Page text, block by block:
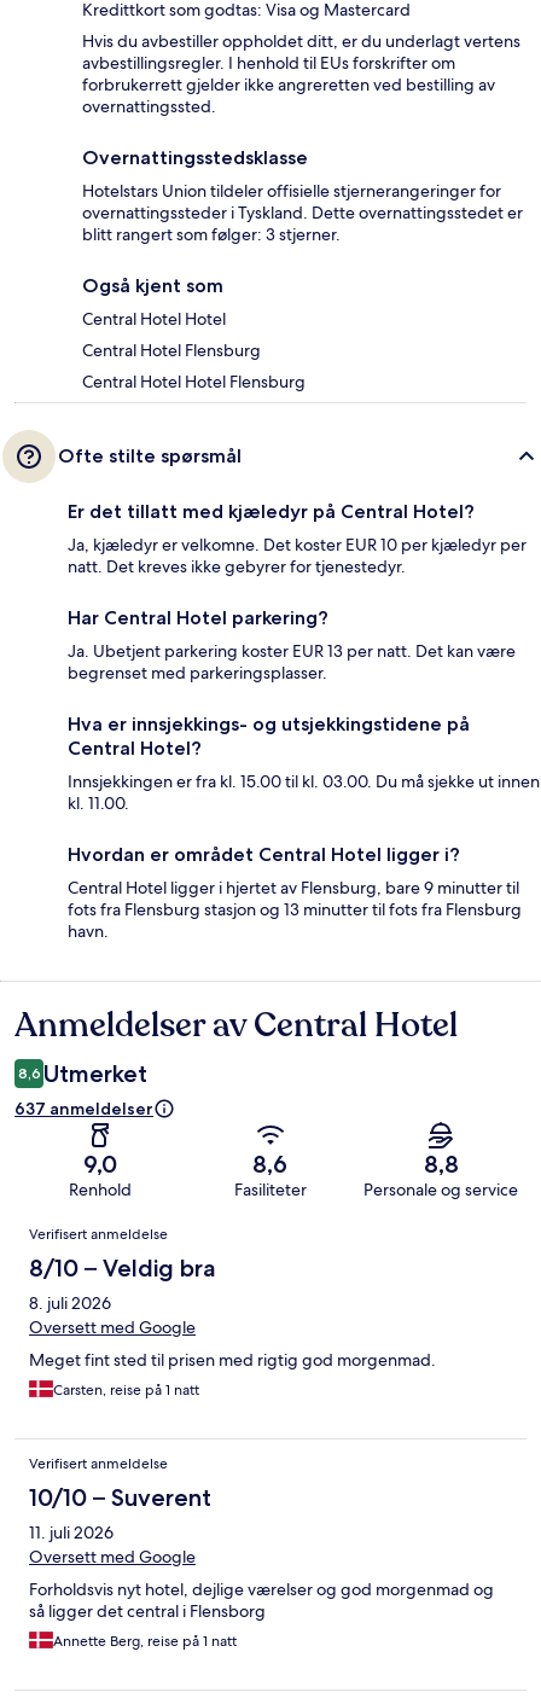
Kredittkort som godtas: Visa og Mastercard
Hvis du avbestiller oppholdet ditt, er du underlagt vertens
avbestillingsregler. I henhold til EUs forskrifter om
forbrukerrett gjelder ikke angreretten ved bestilling av
overnattingssted.
Overnattingsstedsklasse
Hotelstars Union tildeler offisielle stjernerangeringer for
overnattingssteder i Tyskland. Dette overnattingsstedet er
blitt rangert som følger: 3 stjerner.
Også kjent som
Central Hotel Hotel
Central Hotel Flensburg
Central Hotel Hotel Flensburg
Ofte stilte spørsmål
Er det tillatt med kjæledyr på Central Hotel?
Ja, kjæledyr er velkomne. Det koster EUR 10 per kjæledyr per
natt. Det kreves ikke gebyrer for tjenestedyr.
Har Central Hotel parkering?
Ja. Ubetjent parkering koster EUR 13 per natt. Det kan være
begrenset med parkeringsplasser.
Hva er innsjekkings- og utsjekkingstidene på
Central Hotel?
Innsjekkingen er fra kl. 15.00 til kl. 03.00. Du må sjekke ut innen
kl. 11.00.
Hvordan er området Central Hotel ligger i?
Central Hotel ligger i hjertet av Flensburg, bare 9 minutter til
fots fra Flensburg stasjon og 13 minutter til fots fra Flensburg
havn.
Anmeldelser
Anmeldelser av Central Hotel
8,6 Utmerket
637 anmeldelser
9,0
Renhold
8,6
Fasiliteter
8,8
Personale og service
Anmeldelser
Verifisert anmeldelse
8/10 – Veldig bra
8. juli 2026
Oversett med Google
Meget fint sted til prisen med rigtig god morgenmad.
Carsten, reise på 1 natt
Verifisert anmeldelse
10/10 – Suverent
11. juli 2026
Oversett med Google
Forholdsvis nyt hotel, dejlige værelser og god morgenmad og
så ligger det central i Flensborg
Annette Berg, reise på 1 natt